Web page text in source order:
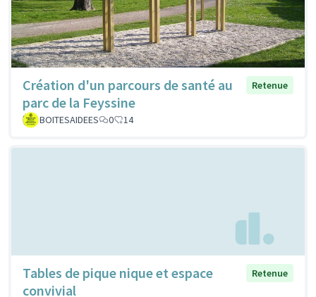
Création d'un parcours de santé au
parc de la Feyssine
Retenue
BOITESAIDEES 0 14
Tables de pique nique et espace
convivial
Retenue